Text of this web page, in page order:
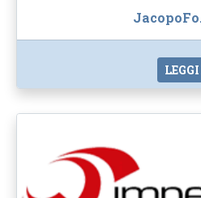
LEGGI